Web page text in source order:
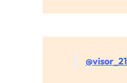
@visor_21